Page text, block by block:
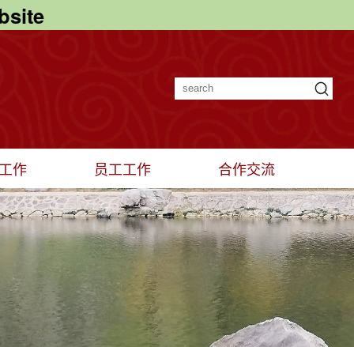
作 员工工作 合作交流